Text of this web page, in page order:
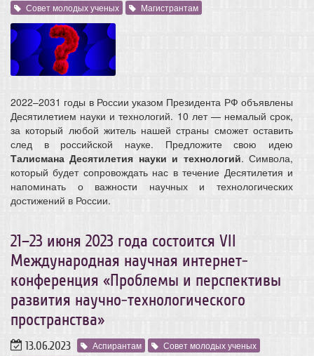
Совет молодых ученых
Магистрантам
2022–2031 годы в России указом Президента РФ объявлены
Десятилетием науки и технологий. 10 лет — немалый срок,
за который любой житель нашей страны сможет оставить
след в российской науке. Предложите свою идею
Талисмана Десятилетия науки и технологий. Символа,
который будет сопровождать нас в течение Десятилетия и
напоминать о важности научных и технологических
достижений в России.
21–23 июня 2023 года состоится VII
Международная научная интернет-
конференция «Проблемы и перспективы
развития научно-технологического
пространства»
13.06.2023 Аспирантам
Совет молодых ученых